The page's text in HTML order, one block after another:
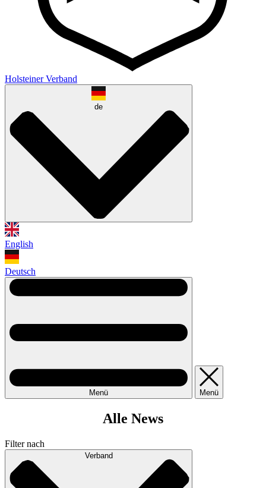
Holsteiner Verband
de
English
Deutsch
Menü Menü
Alle News
Filter nach
Verband